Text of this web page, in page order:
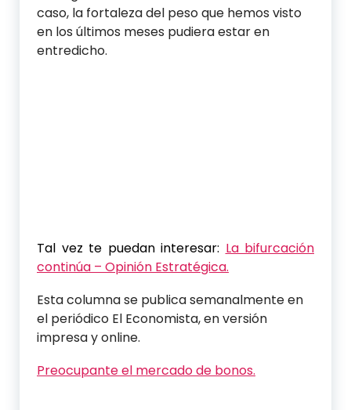
caso, la fortaleza del peso que hemos visto
en los últimos meses pudiera estar en
entredicho.
Tal vez te puedan interesar: La bifurcación
continúa – Opinión Estratégica.
Esta columna se publica semanalmente en
el periódico El Economista, en versión
impresa y online.
Preocupante el mercado de bonos.